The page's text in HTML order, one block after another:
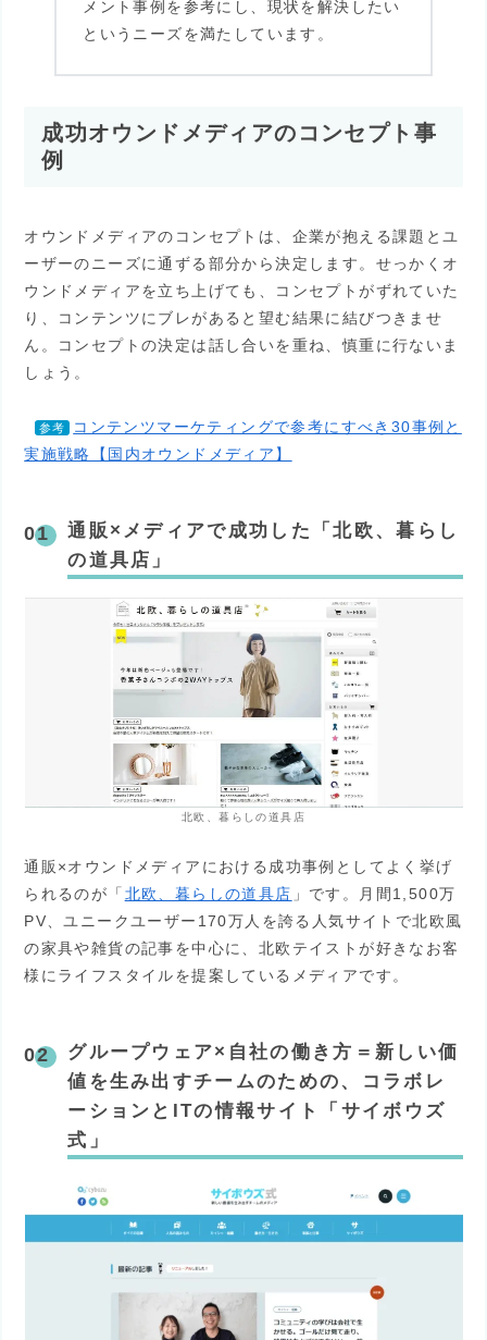
メント事例を参考にし、現状を解決したい
というニーズを満たしています。
成功オウンドメディアのコンセプト事
例
オウンドメディアのコンセプトは、企業が抱える課題とユ
ーザーのニーズに通ずる部分から決定します。せっかくオ
ウンドメディアを立ち上げても、コンセプトがずれていた
り、コンテンツにブレがあると望む結果に結びつきませ
ん。コンセプトの決定は話し合いを重ね、慎重に行ないま
しょう。
参考
コンテンツマーケティングで参考にすべき30事例と
実施戦略【国内オウンドメディア】
通販×メディアで成功した「北欧、暮らし
の道具店」
北欧、暮らしの道具店
通販×オウンドメディアにおける成功事例としてよく挙げ
られるのが「 北欧、暮らしの道具店 」です。月間1,500万
PV、ユニークユーザー170万人を誇る人気サイトで北欧風
の家具や雑貨の記事を中心に、北欧テイストが好きなお客
様にライフスタイルを提案しているメディアです。
グループウェア×自社の働き方＝新しい価
値を生み出すチームのための、コラボレ
ーションとITの情報サイト「サイボウズ
式」